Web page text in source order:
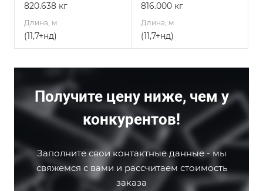
820.638 кг
Длина, м
(11,7+нд)
816.000 кг
Длина, м
(11,7+нд)
Получите цену ниже, чем у
конкурентов!
Заполните свои контактные данные - мы
свяжемся с вами и рассчитаем стоимость
заказа